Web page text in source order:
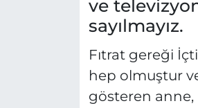
ve
sayılmayız.
Fıtrat gereği
hep olmuştur
gösteren anne,